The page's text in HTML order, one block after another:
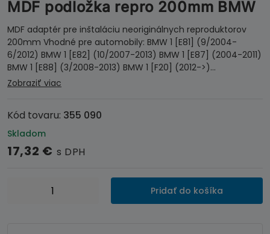
MDF podložka repro 200mm BMW
MDF adaptér pre inštaláciu neoriginálnych reproduktorov
200mm Vhodné pre automobily: BMW 1 [E81] (9/2004-
6/2012) BMW 1 [E82] (10/2007-2013) BMW 1 [E87] (2004-2011)
BMW 1 [E88] (3/2008-2013) BMW 1 [F20] (2012->)…
Zobraziť viac
Kód tovaru: 355 090
Skladom
17,32 € s DPH
množstvo
Pridať do košíka